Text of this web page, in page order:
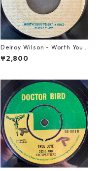
Delroy Wilson - Worth Your
Weight In Gold【7-21965】
¥2,800